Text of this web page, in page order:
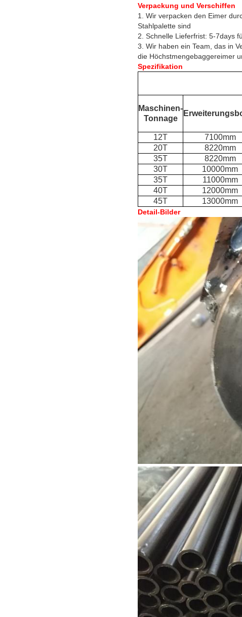
Verpackung und Verschiffen
1. Wir verpacken den Eimer
Stahlpalette sind
2. Schnelle Lieferfrist: 5-7days
3. Wir haben ein Team, das in
die Höchstmengebaggereimer
Spezifikation
Maschinen-
Tonnage
12T 7100mm
20T
8220mm
35T
8220mm
30T
10000mm
35T
11000mm
40T
12000mm
45T
13000mm
Detail-Bilder